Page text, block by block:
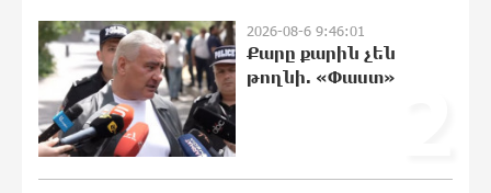
Ավետիք Չալաբյանն օրինակելի հայ է
և չի վախենում իշխանությունների
ապօրինություններից. Լարիսա
Ալավերդյան
2026-08-6 9:46:01
Քարը քարին չեն
թողնի. «Փաստ»